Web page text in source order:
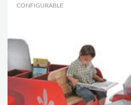
CONFIGURABLE